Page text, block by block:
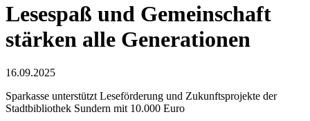
Lesespaß und Gemeinschaft
stärken alle Generationen
16.09.2025
Sparkasse unterstützt Leseförderung und Zukunftsprojekte der
Stadtbibliothek Sundern mit 10.000 Euro